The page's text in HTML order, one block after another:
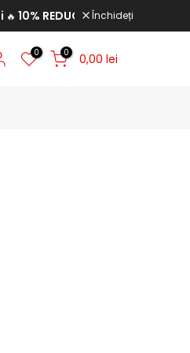
REDUCERE la comenzile de
Închideți
0 0 0,00 lei